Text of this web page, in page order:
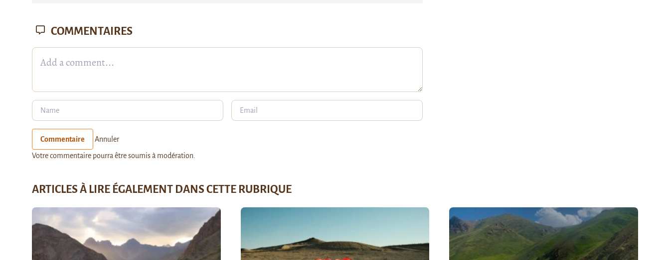
COMMENTAIRES
Commentaire Annuler
Votre commentaire pourra être soumis à modération.
ARTICLES À LIRE ÉGALEMENT DANS CETTE RUBRIQUE